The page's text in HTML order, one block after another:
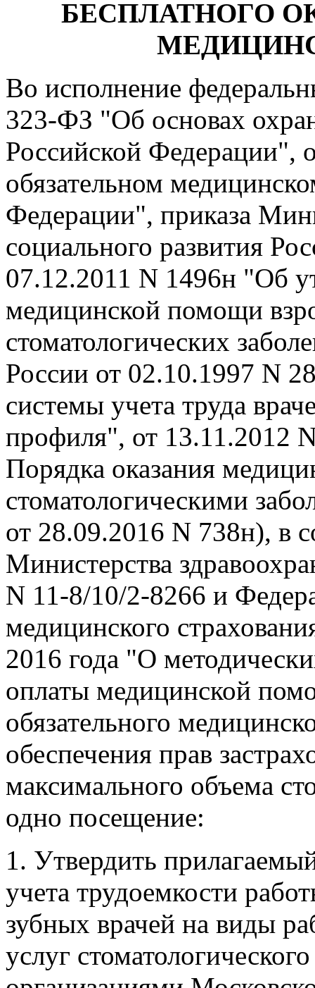
БЕСПЛАТНОГО
Во исполнение
323-ФЗ "Об основах
Российской
обязательном
Федерации", приказа
социального развития
07.12.2011 N 1496н "Об
медицинской помощи
стоматологических
России от 02.10.1997 N
системы учета труда
профиля", от 13.11.2012
Порядка оказания
стоматологическими
от 28.09.2016 N 738н), в
Министерства
N 11-8/10/2-8266 и
медицинского
2016 года "О
оплаты медицинской
обязательного
обеспечения прав
максимального объема
одно посещение:
1. Утвердить
учета трудоемкости
зубных врачей на виды
услуг